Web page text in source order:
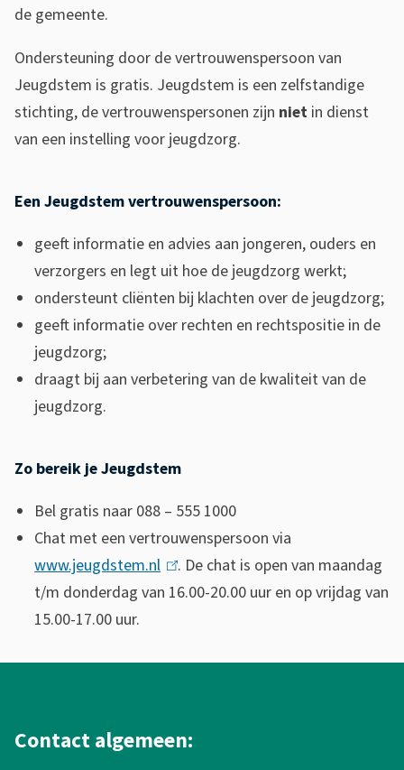
de gemeente.
Ondersteuning door de vertrouwenspersoon van
Jeugdstem is gratis. Jeugdstem is een zelfstandige
stichting, de vertrouwenspersonen zijn niet in dienst
van een instelling voor jeugdzorg.
Een Jeugdstem vertrouwenspersoon:
geeft informatie en advies aan jongeren, ouders en
verzorgers en legt uit hoe de jeugdzorg werkt;
ondersteunt cliënten bij klachten over de jeugdzorg;
geeft informatie over rechten en rechtspositie in de
jeugdzorg;
draagt bij aan verbetering van de kwaliteit van de
jeugdzorg.
Zo bereik je Jeugdstem
Bel gratis naar 088 – 555 1000
Chat met een vertrouwenspersoon via
www.jeugdstem.nl(
l
e
. De chat is open van maandag
t/m donderdag van 16.00-20.00 uur en op vrijdag van
15.00-17.00 uur.
Contact algemeen: